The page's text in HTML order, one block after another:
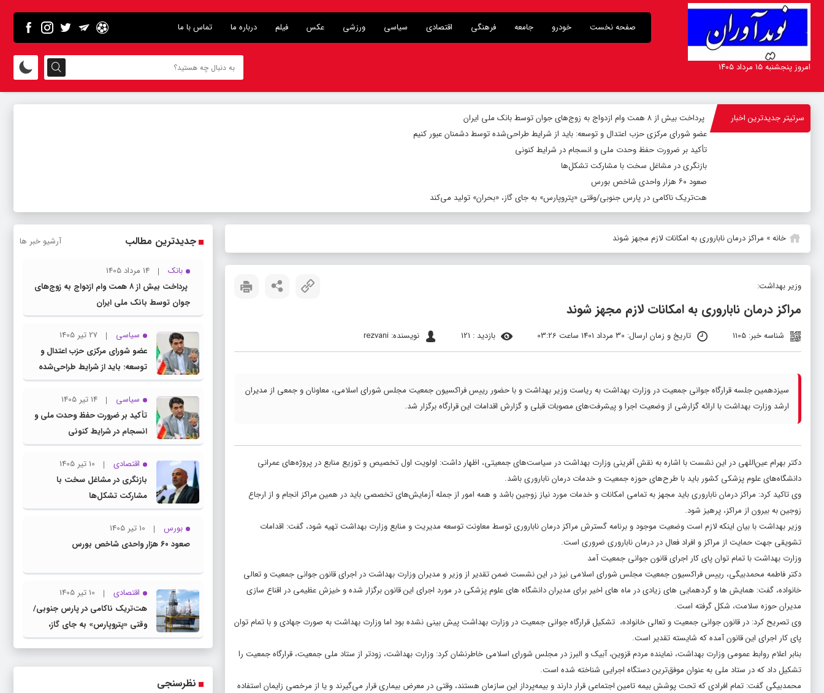
صفحه نخست خودرو جامعه فرهنگی اقتصادی سیاسی ورزشی عکس فیلم درباره ما تماس با ما
امروز پنجشنبه ۱۵ مرداد ۱۴۰۵
سرتیتر جدیدترین اخبار
پرداخت بیش از ۸ همت وام ازدواج به زوج‌های جوان توسط بانک ملی ایران
عضو شورای مرکزی حزب اعتدال و توسعه: باید از شرایط طراحی‌شده توسط دشمنان عبور کنیم
تأکید بر ضرورت حفظ وحدت ملی و انسجام در شرایط کنونی
بازنگری در مشاغل سخت با مشارکت تشکل‌ها
صعود ۶۰ هزار واحدی شاخص بورس
هت‌تریک ناکامی در پارس جنوبی/وقتی «پتروپارس» به جای گاز، «بحران» تولید می‌کند
خانه» مراکز درمان ناباروری به امکانات لازم مجهز شوند
وزیر بهداشت:
مراکز درمان ناباروری به امکانات لازم مجهز شوند
شناسه خبر: 1105 تاریخ و زمان ارسال: 30 مرداد 1401 ساعت 03:26 بازدید : 121 نویسنده: rezvani
سیزدهمین جلسه قرارگاه جوانی جمعیت در وزارت بهداشت به ریاست وزیر بهداشت و با حضور رییس فراکسیون جمعیت مجلس شورای اسلامی، معاونان و جمعی از مدیران
ارشد وزارت بهداشت با ارائه گزارشی از وضعیت اجرا و پیشرفت‌های مصوبات قبلی و گزارش اقدامات این قرارگاه برگزار شد.
دکتر بهرام عین‌اللهی در این نشست با اشاره به نقش آفرینی وزارت بهداشت در سیاست‌های جمعیتی، اظهار داشت: اولویت اول تخصیص و توزیع منابع در پروژه‌های عمرانی
دانشگاه‌های علوم پزشکی کشور باید با طرح‌های حوزه جمعیت و خدمات درمان ناباروری باشد.
وی تاکید کرد: مراکز درمان ناباروری باید مجهز به تمامی امکانات و خدمات مورد نیاز زوجین باشد و همه امور از جمله آزمایش‌های تخصصی باید در همین مراکز انجام و از ارجاع
زوجین به بیرون از مراکز، پرهیز شود.
وزیر بهداشت با بیان اینکه لازم است وضعیت موجود و برنامه گسترش مراکز درمان ناباروری توسط معاونت توسعه مدیریت و منابع وزارت بهداشت تهیه شود، گفت: اقدامات
تشویقی جهت حمایت از مراکز و افراد فعال در درمان ناباروری ضروری است.
وزارت بهداشت با تمام توان پای کار اجرای قانون جوانی جمعیت آمد
دکتر فاطمه محمدبیگی، رییس فراکسیون جمعیت مجلس شورای اسلامی نیز در این نشست ضمن تقدیر از وزیر و مدیران وزارت بهداشت در اجرای قانون جوانی جمعیت و تعالی
خانواده، گفت: همایش ها و گردهمایی های زیادی در ماه های اخیر برای مدیران دانشگاه های علوم پزشکی در مورد اجرای این قانون برگزار شده و خیزش عظیمی در اقناع سازی
مدیران حوزه سلامت، شکل گرفته است.
وی تصریح کرد: در قانون جوانی جمعیت و تعالی خانواده، تشکیل قرارگاه جوانی جمعیت در وزارت بهداشت پیش بینی نشده بود اما وزارت بهداشت به صورت جهادی و با تمام توان
پای کار اجرای این قانون آمده که شایسته تقدیر است.
بنابر اعلام روابط عمومی وزارت بهداشت، نماینده مردم قزوین، آبیک و البرز در مجلس شورای اسلامی خاطرنشان کرد: وزارت بهداشت، زودتر از ستاد ملی جمعیت، قرارگاه جمعیت را
تشکیل داد که در ستاد ملی به عنوان موفق‌ترین دستگاه اجرایی شناخته شده است.
محمدبیگی گفت: تمام افرادی که تحت پوشش بیمه تامین اجتماعی قرار دارند و بیمه‌پرداز این سازمان هستند، وقتی در معرض بیماری قرار می‌گیرند و یا از مرخصی زایمان استفاده
جدیدترین مطالب آرشیو خبر ها
بانک
14 مرداد 1405
پرداخت بیش از ۸ همت وام ازدواج به زوج‌های
جوان توسط بانک ملی ایران
سیاسی
27 تیر 1405
عضو شورای مرکزی حزب اعتدال و
توسعه: باید از شرایط طراحی‌شده
توسط دشمنان عبور کنیم
سیاسی
14 تیر 1405
تأکید بر ضرورت حفظ وحدت ملی و
انسجام در شرایط کنونی
اقتصادی
10 تیر 1405
بازنگری در مشاغل سخت با
مشارکت تشکل‌ها
بورس
10 تیر 1405
صعود ۶۰ هزار واحدی شاخص بورس
اقتصادی
10 تیر 1405
هت‌تریک ناکامی در پارس جنوبی/
وقتی «پتروپارس» به جای گاز،
«بحران» تولید می‌کند
نظرسنجی